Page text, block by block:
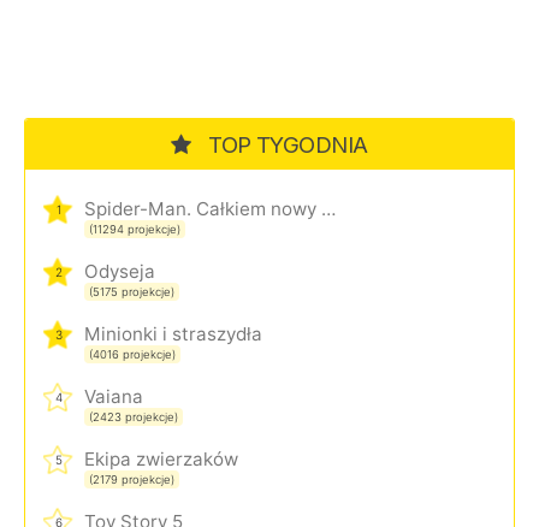
TOP TYGODNIA
1 Spider-Man. Całkiem nowy dzień
(11294 projekcje)
2 Odyseja
(5175 projekcje)
3 Minionki i straszydła
(4016 projekcje)
4 Vaiana
(2423 projekcje)
5 Ekipa zwierzaków
(2179 projekcje)
6 Toy Story 5